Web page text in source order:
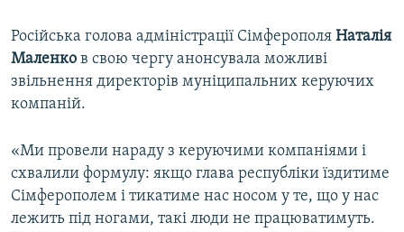
Російська голова адміністрації Сімферополя Наталія
Маленко в свою чергу анонсувала можливі
звільнення директорів муніципальних керуючих
компаній.
«Ми провели нараду з керуючими компаніями і
схвалили формулу: якщо глава республіки їздитиме
Сімферополем і тикатиме нас носом у те, що у нас
лежить під ногами, такі люди не працюватимуть.